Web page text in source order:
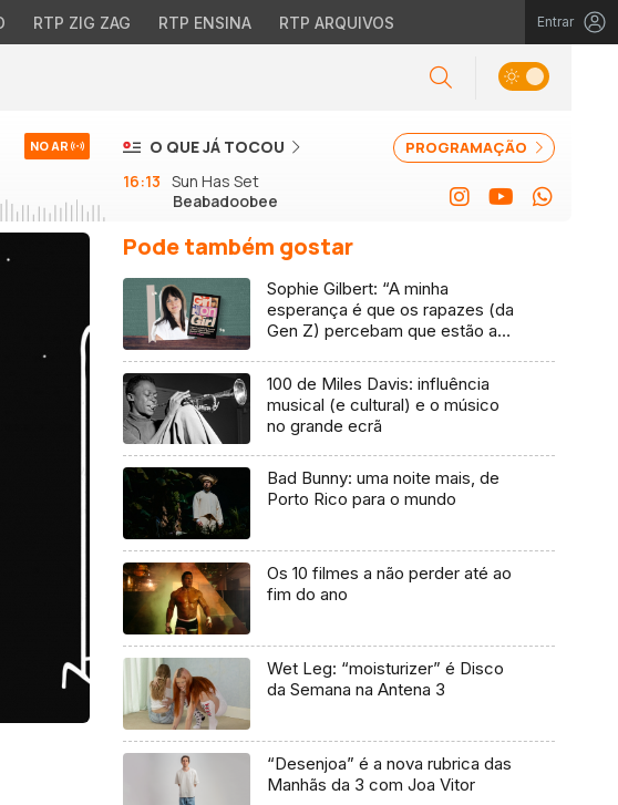
RTP ZIG ZAG RTP ENSINA RTP ARQUIVOS Entrar
NO AR PROGRAMAÇÃO
O QUE JÁ TOCOU
16:13 Sun Has Set
Beabadoobee
Pode também gostar
Sophie Gilbert: “A minha
esperança é que os rapazes (da
Gen Z) percebam que estão a
100 de Miles Davis: influência
musical (e cultural) e o músico
no grande ecrã
Bad Bunny: uma noite mais, de
Porto Rico para o mundo
Os 10 filmes a não perder até ao
fim do ano
Wet Leg: “moisturizer” é Disco
da Semana na Antena 3
“Desenjoa” é a nova rubrica das
Manhãs da 3 com Joa Vitor